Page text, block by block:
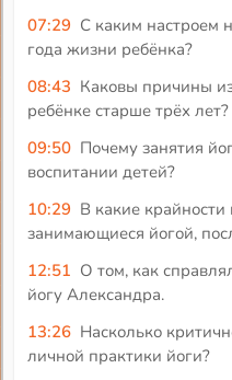
07:29 С каким настроем
года жизни ребёнка?
08:43 Каковы причины
ребёнке старше трёх лет?
09:50 Почему занятия
воспитании детей?
10:29 В какие
занимающиеся йогой,
12:51 О том, как
йогу Александра.
13:26 Насколько
личной практики йоги?